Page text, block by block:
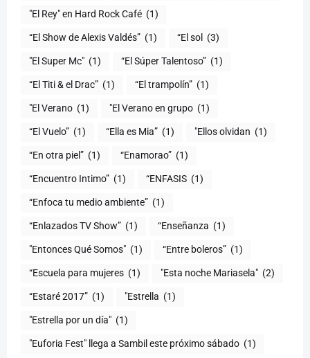
"El Rey" en Hard Rock Café (1)
“El Show de Alexis Valdés” (1) “El sol (3)
"El Super Mc" (1) (1)
“El Titi & el Drac” (1) “El trampolín” (1)
"El Verano (1) "El Verano en grupo (1)
(1) “Ella es Mia” (1) "Ellos olvidan (1)
“En otra piel” (1) “Enamorao” (1)
“Encuentro Intimo” (1) “ENFASIS (1)
“Enfoca tu medio ambiente” (1)
“Enlazados TV Show” (1) “Enseñanza (1)
"Entonces Qué Somos" (1) “Entre boleros” (1)
“Escuela para mujeres (1) "Esta noche Mariasela" (2)
“Estaré 2017” (1) "Estrella (1)
"Estrella por un día" (1)
"Euforia Fest" llega a Sambil este próximo sábado (1)